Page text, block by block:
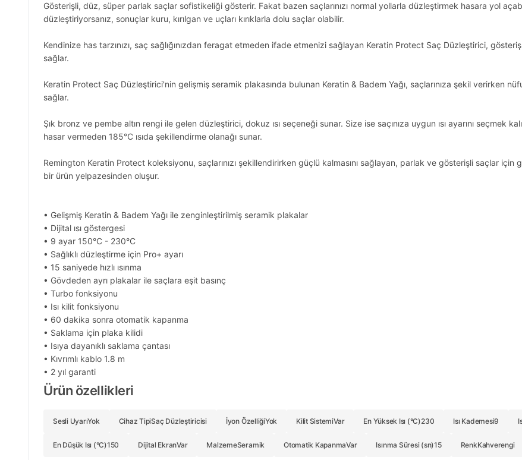
Gösterişli, düz, süper parlak saçlar sofistikeliği gösterir. Fakat bazen saçlarınızı normal yollarla düzleştirmek hasara yol
düzleştiriyorsanız, sonuçlar kuru, kırılgan ve uçları kırıklarla dolu saçlar olabilir.
Kendinize has tarzınızı, saç sağlığınızdan feragat etmeden ifade etmenizi sağlayan Keratin Protect Saç Düzleştirici,
sağlar.
Keratin Protect Saç Düzleştirici'nin gelişmiş seramik plakasında bulunan Keratin & Badem Yağı, saçlarınıza şekil verirken
sağlar.
Şık bronz ve pembe altın rengi ile gelen düzleştirici, dokuz ısı seçeneği sunar. Size ise saçınıza uygun ısı ayarını seçmek
hasar vermeden 185°C ısıda şekillendirme olanağı sunar.
Remington Keratin Protect koleksiyonu, saçlarınızı şekillendirirken güçlü kalmasını sağlayan, parlak ve gösterişli saçlar
bir ürün yelpazesinden oluşur.
• Gelişmiş Keratin & Badem Yağı ile zenginleştirilmiş seramik plakalar
• Dijital ısı göstergesi
• 9 ayar 150°C - 230°C
• Sağlıklı düzleştirme için Pro+ ayarı
• 15 saniyede hızlı ısınma
• Gövdeden ayrı plakalar ile saçlara eşit basınç
• Turbo fonksiyonu
• Isı kilit fonksiyonu
• 60 dakika sonra otomatik kapanma
• Saklama için plaka kilidi
• Isıya dayanıklı saklama çantası
• Kıvrımlı kablo 1.8 m
• 2 yıl garanti
Ürün özellikleri
Sesli UyarıYok Cihaz TipiSaç Düzleştiricisi İyon ÖzelliğiYok Kilit SistemiVar En Yüksek Isı (°C)230 Isı Kademesi9
En Düşük Isı (°C)150 Dijital EkranVar MalzemeSeramik Otomatik KapanmaVar Isınma Süresi (sn)15 RenkKahverengi